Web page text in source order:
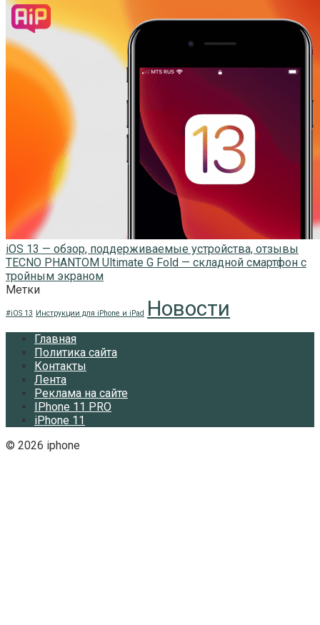
iOS 13 — обзор, поддерживаемые устройства, отзывы
TECNO PHANTOM Ultimate G Fold — складной смартфон с
тройным экраном
Метки
#iOS 13 Инструкции для iPhone и iPad Новости
Главная
Политика сайта
Контакты
Лента
Реклама на сайте
IPhone 11 PRO
iPhone 11
© 2026 iphone